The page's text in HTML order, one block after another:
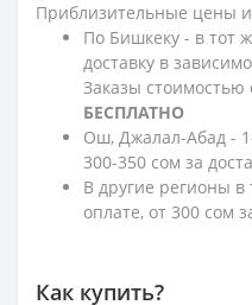
Приблизительные цены и
По Бишкеку - в тот
доставку в
Заказы стоимостью
БЕСПЛАТНО
Ош, Джалал-Абад -
300-350 сом за
В другие регионы в
оплате, от 300 сом
Как купить?